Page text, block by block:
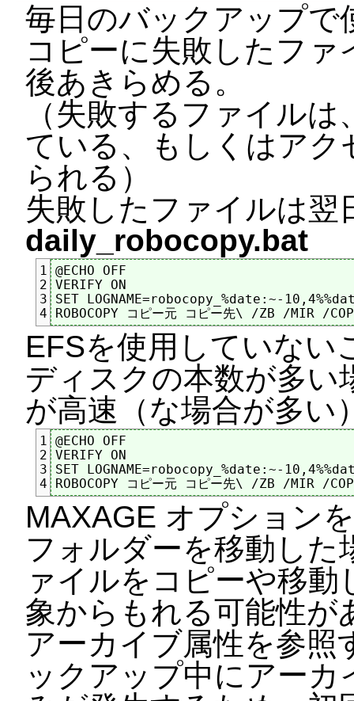
毎日のバックアップで
コピーに失敗したフ
後あきらめる。
（失敗するファイル
ている、もしくはア
られる）
失敗したファイルは翌
daily_robocopy.bat
1
2
3
4
@ECHO OFF
VERIFY ON
SET LOGNAME=robocopy_%date:~-
EFSを使用していない
ディスクの本数が多い
が高速（な場合が多い
1
2
3
4
@ECHO OFF
VERIFY ON
SET LOGNAME=robocopy_%date:~-
MAXAGE オプション
フォルダーを移動し
ァイルをコピーや移
象からもれる可能性が
アーカイブ属性を参照
ックアップ中にアー